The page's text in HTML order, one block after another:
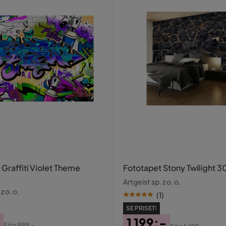
Violet Theme
o. o.
Fototapet Stony Twilight
Artgeist sp. z o. o.
(1)
SE PRISET!
1 199:-